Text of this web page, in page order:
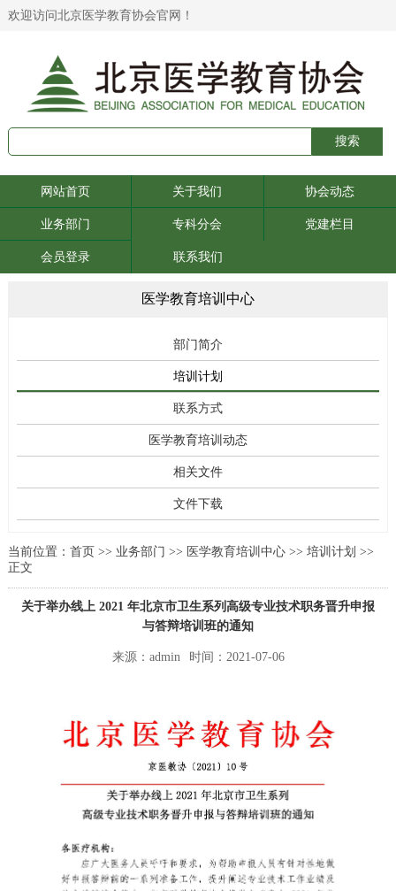
欢迎访问北京医学教育协会官网！
网站首页 关于我们 协会动态
业务部门 专科分会 党建栏目
会员登录 联系我们
医学教育培训中心
部门简介
培训计划
联系方式
医学教育培训动态
相关文件
文件下载
当前位置： 首页 >> 业务部门 >> 医学教育培训中心>> 培训计划 >>
正文
关于举办线上 2021 年北京市卫生系列高级专业技术职务晋升申报
与答辩培训班的通知
来源：admin 时间：2021-07-06